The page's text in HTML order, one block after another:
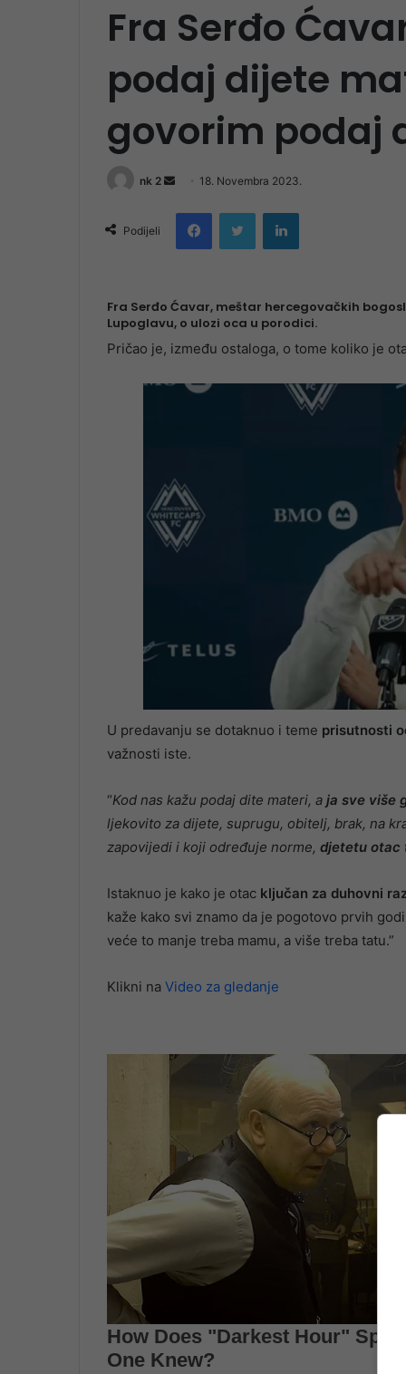
Fra Serđo
podaj dijete
govorim podaj
nk 2
Send
email
18. Novembra 2023.
Podijeli
FacebookTwitter LinkedIn
Fra Serđo Ćavar, meštar hercegovačkih
Lupoglavu, o ulozi oca u porodici.
Pričao je, između ostaloga, o tome koliko je
U predavanju se dotaknuo i teme prisutnosti
važnosti iste.
“Kod nas kažu podaj dite materi, a ja sve više
ljekovito za dijete, suprugu, obitelj, brak, na
zapovijedi i koji određuje norme, djetetu otac
Istaknuo je kako je otac ključan za duhovni
kaže kako svi znamo da je pogotovo prvih
veće to manje treba mamu, a više treba tatu.”
Klikni na Video za gledanje